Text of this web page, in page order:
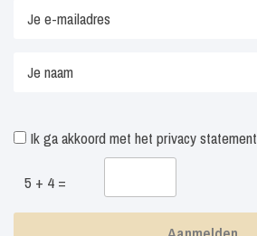
Ik ga akkoord met het privacy statement
5 + 4 =